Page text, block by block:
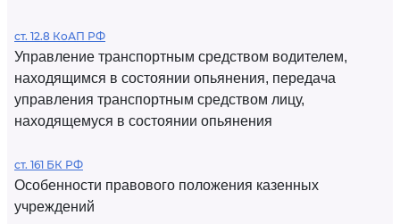
ст. 12.8 КоАП РФ
Управление транспортным средством водителем,
находящимся в состоянии опьянения, передача
управления транспортным средством лицу,
находящемуся в состоянии опьянения
ст. 161 БК РФ
Особенности правового положения казенных
учреждений